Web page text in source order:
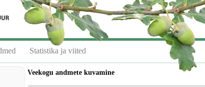
Statistika ja viited
Veekogu andmete kuvamine